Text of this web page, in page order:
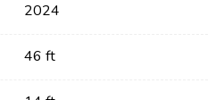
2024
46 ft